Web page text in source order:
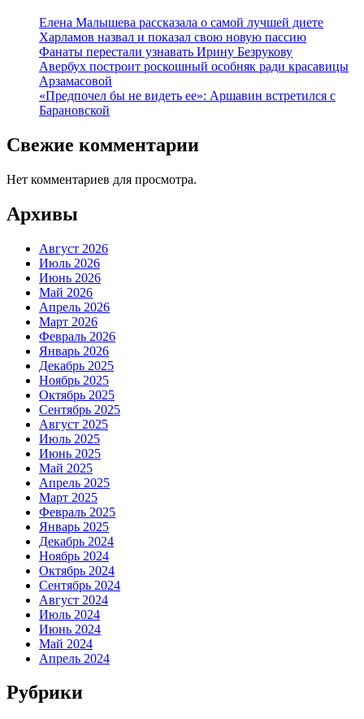
Елена Малышева рассказала о самой лучшей диете
Харламов назвал и показал свою новую пассию
Фанаты перестали узнавать Ирину Безрукову
Авербух построит роскошный особняк ради красавицы
Арзамасовой
«Предпочел бы не видеть ее»: Аршавин встретился с
Барановской
Свежие комментарии
Нет комментариев для просмотра.
Архивы
Август 2026
Июль 2026
Июнь 2026
Май 2026
Апрель 2026
Март 2026
Февраль 2026
Январь 2026
Декабрь 2025
Ноябрь 2025
Октябрь 2025
Сентябрь 2025
Август 2025
Июль 2025
Июнь 2025
Май 2025
Апрель 2025
Март 2025
Февраль 2025
Январь 2025
Декабрь 2024
Ноябрь 2024
Октябрь 2024
Сентябрь 2024
Август 2024
Июль 2024
Июнь 2024
Май 2024
Апрель 2024
Рубрики